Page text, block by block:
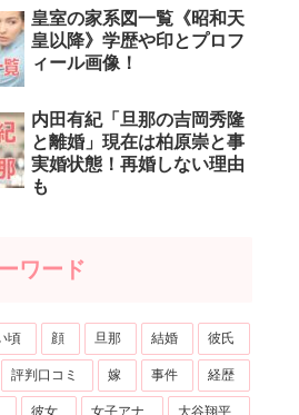
皇室の家系図一覧《昭和天
皇以降》学歴や印とプロフ
ィール画像！
内田有紀「旦那の吉岡秀隆
と離婚」現在は柏原崇と事
実婚状態！再婚しない理由
も
ワード
頃 顔 旦那 結婚 彼氏
評判口コミ 嫁 事件 経歴
彼女 女子アナ 大谷翔平